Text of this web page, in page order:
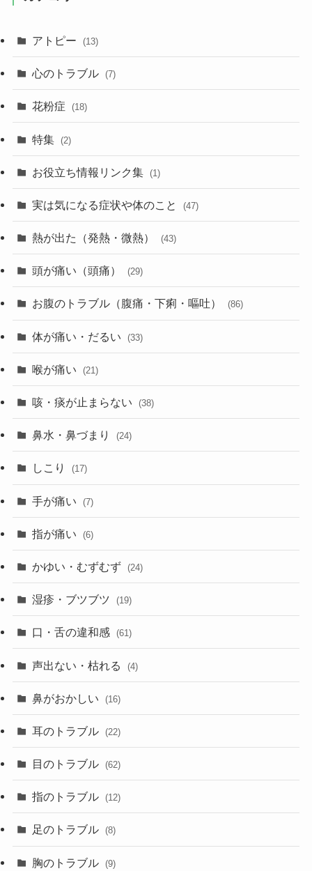
アトピー (13)
心のトラブル (7)
花粉症 (18)
特集 (2)
お役立ち情報リンク集 (1)
実は気になる症状や体のこと (47)
熱が出た（発熱・微熱） (43)
頭が痛い（頭痛） (29)
お腹のトラブル（腹痛・下痢・嘔吐） (86)
体が痛い・だるい (33)
喉が痛い (21)
咳・痰が止まらない (38)
鼻水・鼻づまり (24)
しこり (17)
手が痛い (7)
指が痛い (6)
かゆい・むずむず (24)
湿疹・ブツブツ (19)
口・舌の違和感 (61)
声出ない・枯れる (4)
鼻がおかしい (16)
耳のトラブル (22)
目のトラブル (62)
指のトラブル (12)
足のトラブル (8)
胸のトラブル (9)